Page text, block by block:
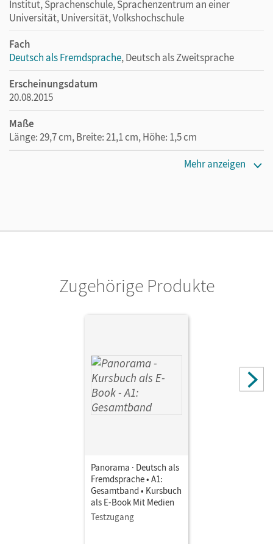
Institut, Sprachenschule, Sprachenzentrum an einer
Universität, Universität, Volkshochschule
Fach
Deutsch als Fremdsprache, Deutsch als Zweitsprache
Erscheinungsdatum
20.08.2015
Maße
Länge: 29,7 cm, Breite: 21,1 cm, Höhe: 1,5 cm
Paar-Grünbichler, Verena; Böschel, Claudia
Mehr anzeigen
Zugehörige Produkte
Panorama · Deutsch als
Fremdsprache • A1:
Gesamtband • Kursbuch
als E-Book Mit Medien
Testzugang